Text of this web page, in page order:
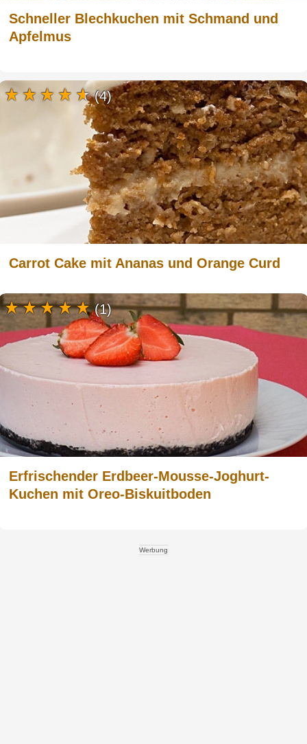
Schneller Blechkuchen mit Schmand und
Apfelmus
Carrot Cake mit Ananas und Orange Curd
(4)
Erfrischender Erdbeer-Mousse-Joghurt-
Kuchen mit Oreo-Biskuitboden
(1)
Werbung